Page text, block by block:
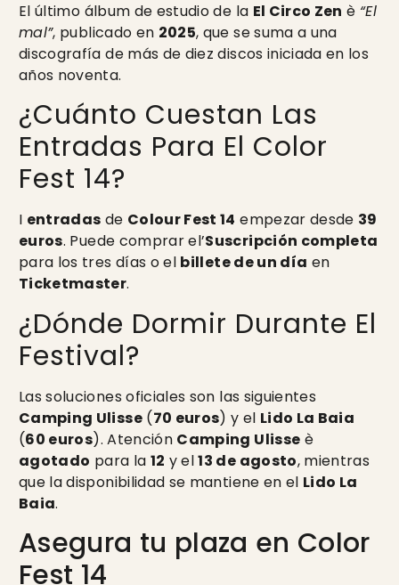
El último álbum de estudio de la El Circo Zen è “El
mal”, publicado en 2025, que se suma a una
discografía de más de diez discos iniciada en los
años noventa.
¿Cuánto Cuestan Las
Entradas Para El Color
Fest 14?
I entradas de Colour Fest 14 empezar desde 39
euros. Puede comprar el’Suscripción completa
para los tres días o el billete de un día en
Ticketmaster.
¿Dónde Dormir Durante El
Festival?
Las soluciones oficiales son las siguientes
Camping Ulisse(70 euros) y el Lido La Baia
(60 euros). Atención Camping Ulisse è
agotado para la 12 y el13 de agosto, mientras
que la disponibilidad se mantiene en el Lido La
Baia.
Asegura tu plaza en Color
Fest 14